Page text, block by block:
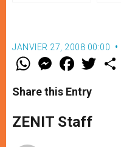
JANVIER 27, 2008 00:00
W
t
s
p
p
M
e
s
e
g
e
F
a
e
b
o
k
w
Share this Entry
ZENIT Staff